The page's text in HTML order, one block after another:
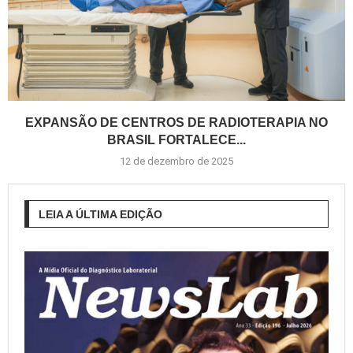
EXPANSÃO DE CENTROS DE RADIOTERAPIA NO
BRASIL FORTALECE...
12 de dezembro de 2025
LEIA A ÚLTIMA EDIÇÃO